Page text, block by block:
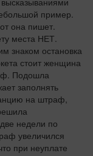
пример.
она пишет.
места НЕТ.
знаком остановка
стоит женщина
Подошла
заполнять
на штраф,
недели по
увеличился
при неуплате